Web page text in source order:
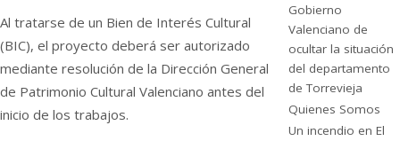
Al tratarse de un Bien de Interés Cultural
(BIC), el proyecto deberá ser autorizado
mediante resolución de la Dirección General
de Patrimonio Cultural Valenciano antes del
inicio de los trabajos.
Gobierno
Valenciano de
ocultar la situación
del departamento
de Torrevieja
Quienes Somos
Un incendio en El